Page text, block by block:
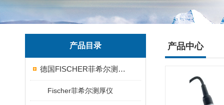
产品目录
德国FISCHER菲希尔测厚仪
Fischer菲希尔测厚仪
产品中心